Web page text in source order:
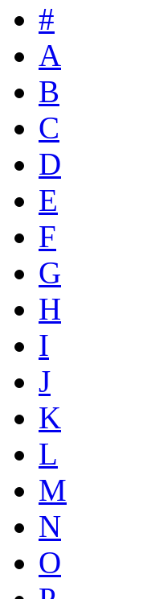
#
A
B
C
D
E
F
G
H
I
J
K
L
M
N
O